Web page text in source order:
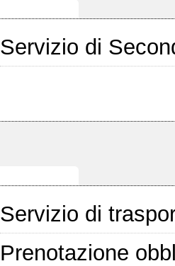
Servizio di
Servizio di
Prenotazione